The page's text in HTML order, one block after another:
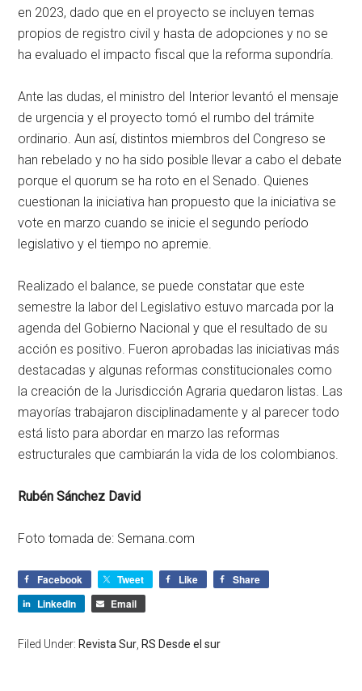
en 2023, dado que en el proyecto se incluyen temas
propios de registro civil y hasta de adopciones y no se
ha evaluado el impacto fiscal que la reforma supondría.
Ante las dudas, el ministro del Interior levantó el mensaje
de urgencia y el proyecto tomó el rumbo del trámite
ordinario. Aun así, distintos miembros del Congreso se
han rebelado y no ha sido posible llevar a cabo el debate
porque el quorum se ha roto en el Senado. Quienes
cuestionan la iniciativa han propuesto que la iniciativa se
vote en marzo cuando se inicie el segundo período
legislativo y el tiempo no apremie.
Realizado el balance, se puede constatar que este
semestre la labor del Legislativo estuvo marcada por la
agenda del Gobierno Nacional y que el resultado de su
acción es positivo. Fueron aprobadas las iniciativas más
destacadas y algunas reformas constitucionales como
la creación de la Jurisdicción Agraria quedaron listas. Las
mayorías trabajaron disciplinadamente y al parecer todo
está listo para abordar en marzo las reformas
estructurales que cambiarán la vida de los colombianos.
Rubén Sánchez David
Foto tomada de: Semana.com
Facebook Tweet Like
Share
LinkedIn
Email
Filed Under: Revista Sur RS Desde el sur